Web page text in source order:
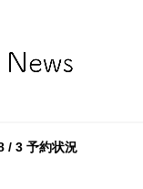
/ 3 予約状況